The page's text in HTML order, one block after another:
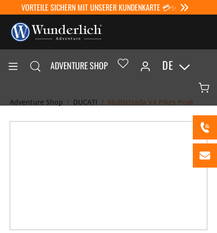
VORTEILE SICHERN MIT UNSERER KUNDENKARTE 💳✨
ADVENTURE SHOP DE
Adventure Shop DUCATI Multistrada V4 Pikes Peak